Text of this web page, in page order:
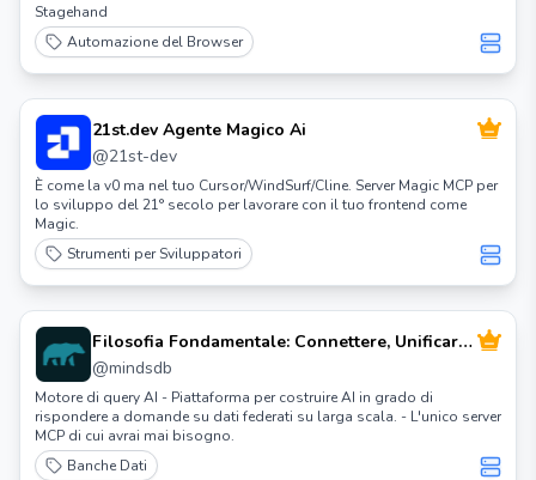
Stagehand
Automazione del Browser
21st.dev Agente Magico Ai
@21st-dev
È come la v0 ma nel tuo Cursor/WindSurf/Cline. Server Magic MCP per
lo sviluppo del 21° secolo per lavorare con il tuo frontend come
Magic.
Strumenti per Sviluppatori
Filosofia Fondamentale: Connettere, Unificare,
Rispondere
@mindsdb
Motore di query AI - Piattaforma per costruire AI in grado di
rispondere a domande su dati federati su larga scala. - L'unico server
MCP di cui avrai mai bisogno.
Banche Dati